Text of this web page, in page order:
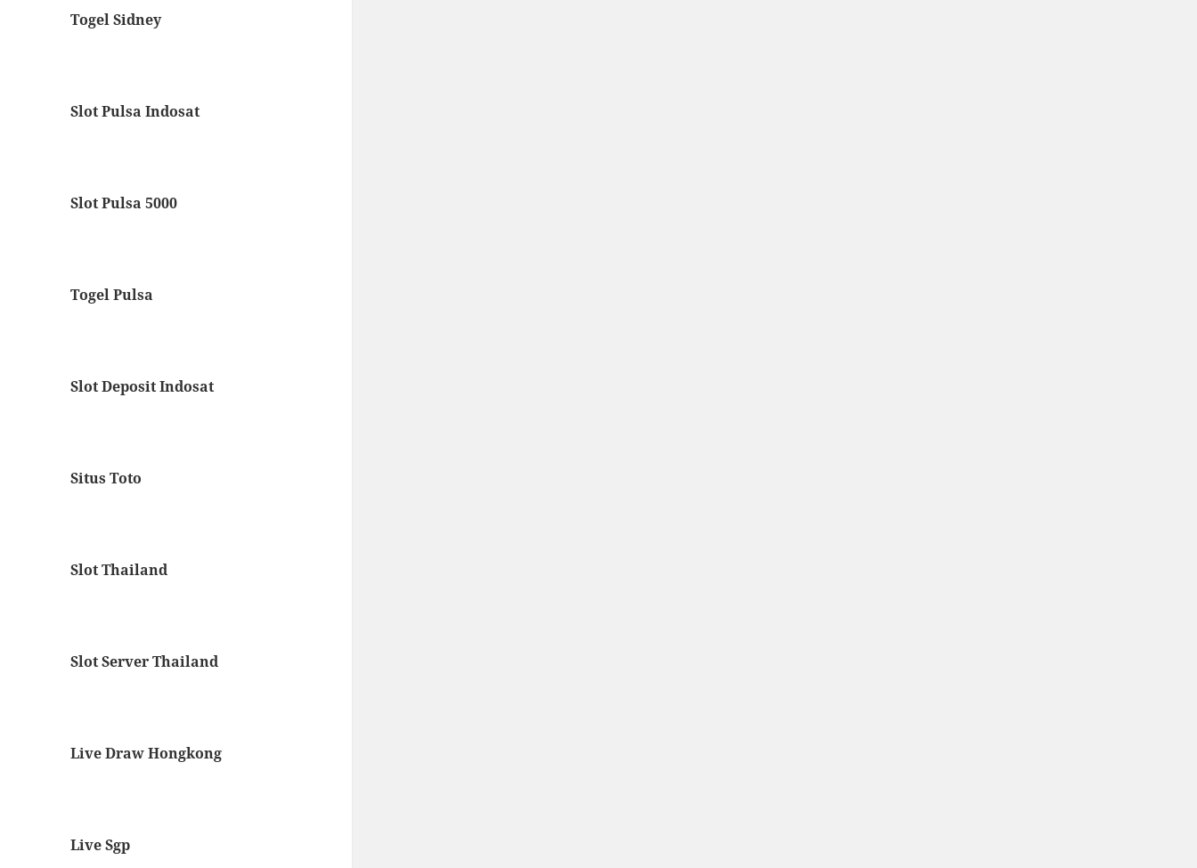
Togel Sidney
Slot Pulsa Indosat
Slot Pulsa 5000
Togel Pulsa
Slot Deposit Indosat
Situs Toto
Slot Thailand
Slot Server Thailand
Live Draw Hongkong
Live Sgp